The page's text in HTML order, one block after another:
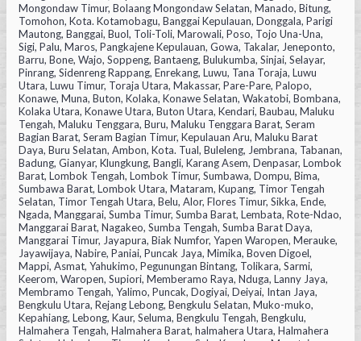
Mongondaw Timur, Bolaang Mongondaw Selatan, Manado, Bitung,
Tomohon, Kota. Kotamobagu, Banggai Kepulauan, Donggala, Parigi
Mautong, Banggai, Buol, Toli-Toli, Marowali, Poso, Tojo Una-Una,
Sigi, Palu, Maros, Pangkajene Kepulauan, Gowa, Takalar, Jeneponto,
Barru, Bone, Wajo, Soppeng, Bantaeng, Bulukumba, Sinjai, Selayar,
Pinrang, Sidenreng Rappang, Enrekang, Luwu, Tana Toraja, Luwu
Utara, Luwu Timur, Toraja Utara, Makassar, Pare-Pare, Palopo,
Konawe, Muna, Buton, Kolaka, Konawe Selatan, Wakatobi, Bombana,
Kolaka Utara, Konawe Utara, Buton Utara, Kendari, Baubau, Maluku
Tengah, Maluku Tenggara, Buru, Maluku Tenggara Barat, Seram
Bagian Barat, Seram Bagian Timur, Kepulauan Aru, Maluku Barat
Daya, Buru Selatan, Ambon, Kota. Tual, Buleleng, Jembrana, Tabanan,
Badung, Gianyar, Klungkung, Bangli, Karang Asem, Denpasar, Lombok
Barat, Lombok Tengah, Lombok Timur, Sumbawa, Dompu, Bima,
Sumbawa Barat, Lombok Utara, Mataram, Kupang, Timor Tengah
Selatan, Timor Tengah Utara, Belu, Alor, Flores Timur, Sikka, Ende,
Ngada, Manggarai, Sumba Timur, Sumba Barat, Lembata, Rote-Ndao,
Manggarai Barat, Nagakeo, Sumba Tengah, Sumba Barat Daya,
Manggarai Timur, Jayapura, Biak Numfor, Yapen Waropen, Merauke,
Jayawijaya, Nabire, Paniai, Puncak Jaya, Mimika, Boven Digoel,
Mappi, Asmat, Yahukimo, Pegunungan Bintang, Tolikara, Sarmi,
Keerom, Waropen, Supiori, Memberamo Raya, Nduga, Lanny Jaya,
Membramo Tengah, Yalimo, Puncak, Dogiyai, Deiyai, Intan Jaya,
Bengkulu Utara, Rejang Lebong, Bengkulu Selatan, Muko-muko,
Kepahiang, Lebong, Kaur, Seluma, Bengkulu Tengah, Bengkulu,
Halmahera Tengah, Halmahera Barat, halmahera Utara, Halmahera